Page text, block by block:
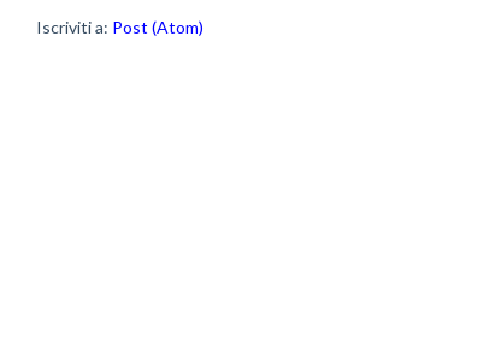
Iscriviti a: Post (Atom)